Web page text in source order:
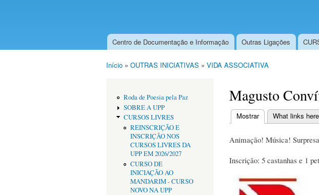
Menu principal
Centro de Documentação e Informação Outras Ligações
Início » OUTRAS INICIATIVAS » VIDA ASSOCIATIVA
Roda de Poesia pela Paz
SOBRE A UPP
CURSOS LIVRES
REINSCRIÇÃO E
INSCRIÇÃO NOS
CURSOS LIVRES DA
UPP EM 2026/2027
CURSO DE
INICIAÇÃO AO
MANDARIM - CURSO
NOVO NA UPP
Magusto
Separadores
Mostrar(separador ativo)
What links here
Animação! Música!
Inscrição: 5 castanhas e 1